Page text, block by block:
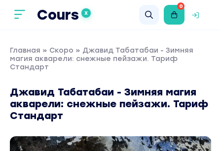
Cours X
0
Главная » Скоро » Джавид Табатабаи - Зимняя
магия акварели: снежные пейзажи. Тариф
Стандарт
Джавид Табатабаи - Зимняя магия
акварели: снежные пейзажи. Тариф
Стандарт